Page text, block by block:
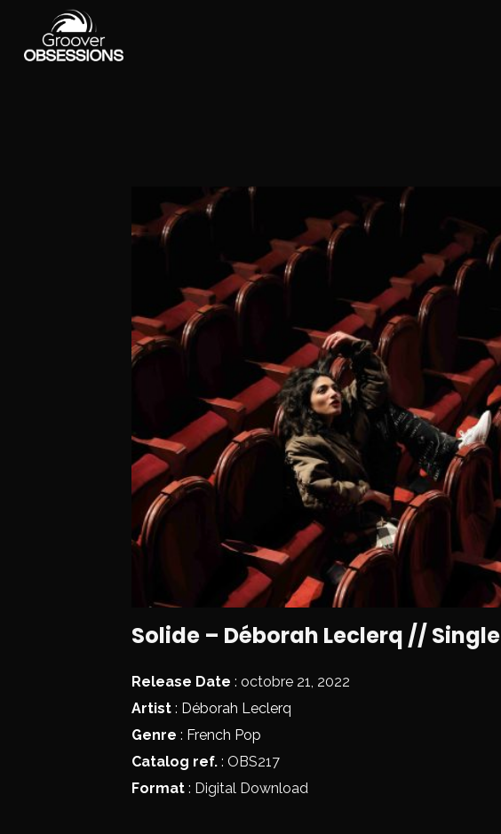
Solide – Déborah Leclerq // Single
Release Date : octobre 21, 2022
Artist: Déborah Leclerq
Genre : French Pop
Catalog ref.: OBS217
Format: Digital Download